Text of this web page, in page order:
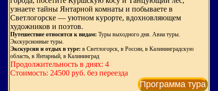
узнаете тайны Янтарной комнаты и побываете в
Светлогорске — уютном курорте, вдохновляющем
художников и поэтов.
Путешествие относится к видам: Туры выходного дня. Авиа туры.
Экскурсионные туры.
Экскурсии и отдых в туре: в Светлогорск, в России, в Калининградскую
область, в Янтарный, в Калининград
Продолжительность в днях: 4
Стоимость: 24500 руб. без переезда
Программа тура